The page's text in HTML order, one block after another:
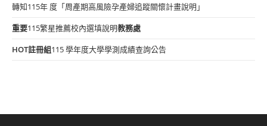
轉知115年 度「周產期高風險孕產婦追蹤關懷計畫說明」
重要115繁星推薦校內選填說明教務處
HOT註冊組115 學年度大學學測成績查詢公告